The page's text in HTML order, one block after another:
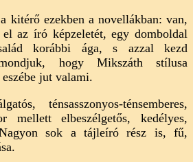
kitérő ezekben a novellákban: van,
az író képzeletét, egy domboldal
korábbi ága, s azzal kezd
hogy Mikszáth stílusa
jut valami.
ténsasszonyos-ténsemberes,
mellett elbeszélgetős, kedélyes,
sok a tájleíró rész is, fű,